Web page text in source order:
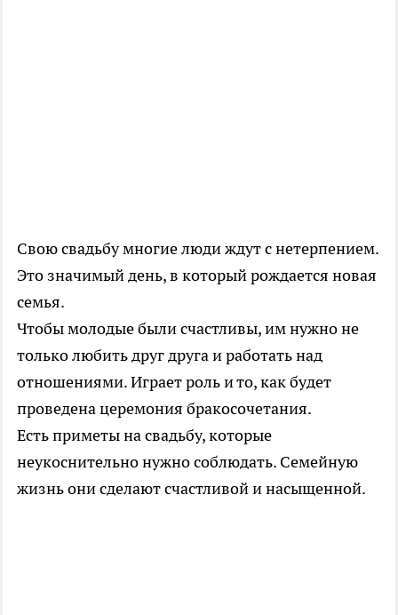
Свою свадьбу многие люди ждут с нетерпением.
Это значимый день, в который рождается новая
семья.
Чтобы молодые были счастливы, им нужно не
только любить друг друга и работать над
отношениями. Играет роль и то, как будет
проведена церемония бракосочетания.
Есть приметы на свадьбу, которые
неукоснительно нужно соблюдать. Семейную
жизнь они сделают счастливой и насыщенной.